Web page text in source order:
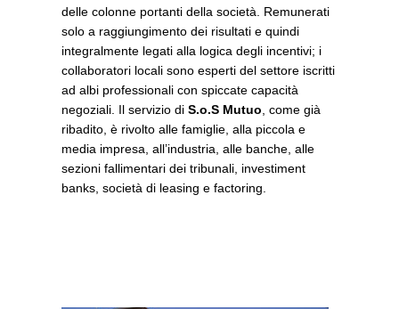
delle colonne portanti della società. Remunerati
solo a raggiungimento dei risultati e quindi
integralmente legati alla logica degli incentivi; i
collaboratori locali sono esperti del settore iscritti
ad albi professionali con spiccate capacità
negoziali. Il servizio di S.o.S Mutuo , come già
ribadito, è rivolto alle famiglie, alla piccola e
media impresa, all’industria, alle banche, alle
sezioni fallimentari dei tribunali, investiment
banks, società di leasing e factoring.